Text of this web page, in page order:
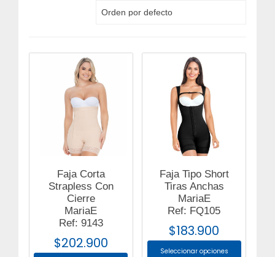
Faja Corta
Strapless Con
Cierre
MariaE
Ref: 9143
$202.900
Faja Tipo Short
Tiras Anchas
MariaE
Ref: FQ105
$183.900
Seleccionar opciones